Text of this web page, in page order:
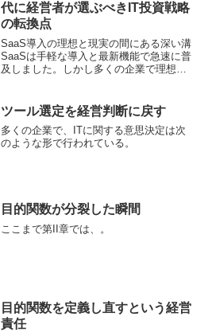
代に経営者が選ぶべきIT投資戦略
の転換点
SaaS導入の理想と現実の間にある深い溝
SaaSは手軽な導入と最新機能で急速に普
及しました。しかし多くの企業で理想と
業務に合わせたカスタマイズには限界が
あります。最も...
ツール選定を経営判断に戻す
多くの企業で、ITに関する意思決定は次
のような形で行われている。
目的関数が分裂した瞬間
ここまで第II章では、。
目的関数を定義し直すという経営
責任